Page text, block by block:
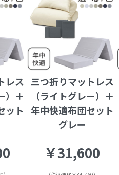
レス
）＋
ット
三つ折りマットレス
（ライトグレー）＋
年中快適布団セット
グレー
￥31,600